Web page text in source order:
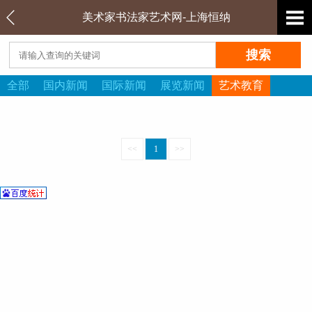
美术家书法家艺术网-上海恒纳
全部 国内新闻 国际新闻 展览新闻 艺术教育
<< 1 >>